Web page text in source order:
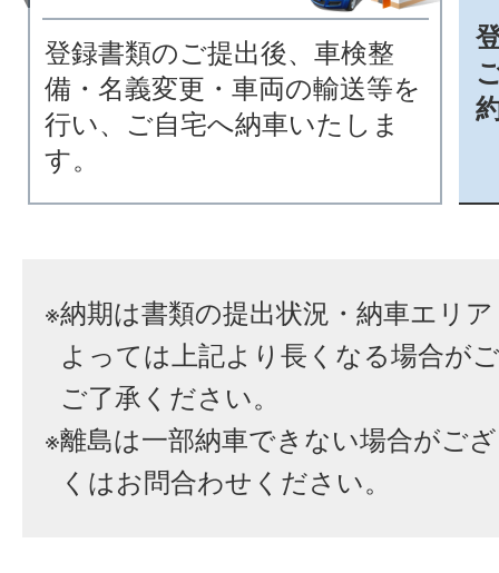
登録書類のご提出後、車検整
備・名義変更・車両の輸送等を
行い、ご自宅へ納車いたしま
す。
※納期は書類の提出状況・納車エリ
よっては上記より長くなる場合が
ご了承ください。
※離島は一部納車できない場合がご
くはお問合わせください。